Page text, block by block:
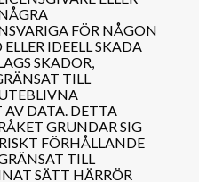
FÖR NÅGON
IDEELL SKADA
SKADOR,
TILL
AV DATA. DETTA
GRUNDAR SIG
FÖRHÅLLANDE
TILL
SÄTT HÄRRÖR